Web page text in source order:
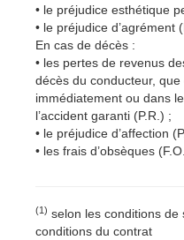
• le préjudice esthétique
• le préjudice d’agrément
En cas de décès :
• les pertes de revenus
décès du conducteur,
immédiatement ou dans
l’accident garanti (P.R.) ;
• le préjudice d’affection
• les frais d’obsèques
(1) selon les conditions de
conditions du contrat